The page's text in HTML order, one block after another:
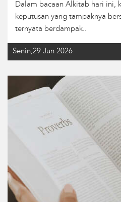
Dalam bacaan Alkitab hari ini,
keputusan yang tampaknya
ternyata berdampak..
Senin,29 Jun 2026